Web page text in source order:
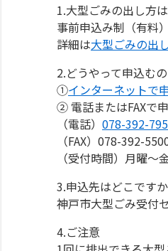
1.大型ごみの出し方
事前申込み制（有料
詳細は大型ごみの出
2.どうやって申込むの
①インターネットで
② 電話またはFAXで
（電話） 078-392-
（FAX）078-392-
（受付時間）月曜
3.申込先はどこです
神戸市大型ごみ受付
4.ご注意